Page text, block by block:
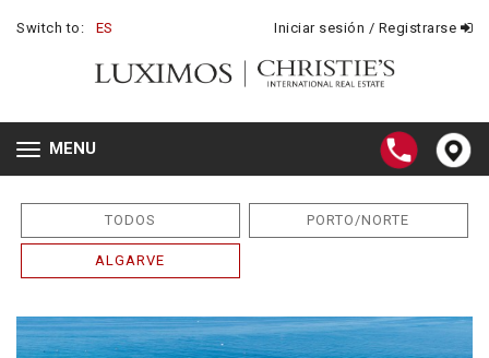
Switch to: ES Iniciar sesión / Registrarse
Toggle
navigation
MENU
TODOS PORTO/NORTE
ALGARVE